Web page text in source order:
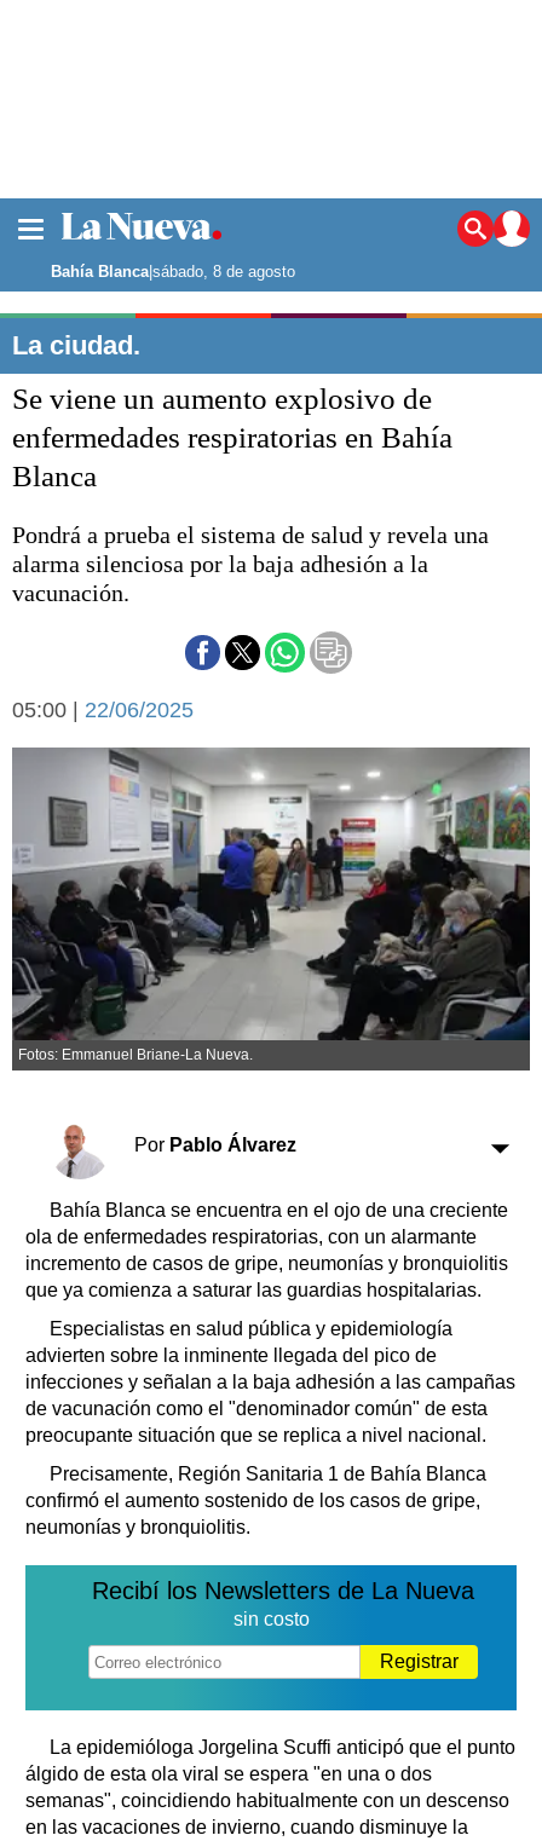
Noticias
La ciudad
Punta Alta
El mundo
Seguridad
Liga del Sur
Básquetbol
Aplausos
Economía y campo
Con el campo
Espacio empresas
Sociedad y tiempo
libre
Sociedad
Tecnología
Turismo
Salud
Es viral
El tiempo
Cartón Lleno
Fúnebres
Horóscopo
Suplementos
Servicios
Farmacias
Transportes
Loterías
Datos Útiles
Fúnebres
Edictos
Teléfonos de urgencia
Bahía Blanca|sábado, 8 de agosto
La ciudad.
Se viene un aumento explosivo de
enfermedades respiratorias en Bahía
Blanca
Pondrá a prueba el sistema de salud y revela una
alarma silenciosa por la baja adhesión a la
vacunación.
05:00 | 22/06/2025
Fotos: Emmanuel Briane-La Nueva.
Por Pablo Álvarez
Bahía Blanca se encuentra en el ojo de una creciente
ola de enfermedades respiratorias, con un alarmante
incremento de casos de gripe, neumonías y bronquiolitis
que ya comienza a saturar las guardias hospitalarias.
Especialistas en salud pública y epidemiología
advierten sobre la inminente llegada del pico de
infecciones y señalan a la baja adhesión a las campañas
de vacunación como el "denominador común" de esta
preocupante situación que se replica a nivel nacional.
Precisamente, Región Sanitaria 1 de Bahía Blanca
confirmó el aumento sostenido de los casos de gripe,
neumonías y bronquiolitis.
Recibí los Newsletters de La Nueva
sin costo
Registrar
La epidemióloga Jorgelina Scuffi anticipó que el punto
álgido de esta ola viral se espera "en una o dos
semanas", coincidiendo habitualmente con un descenso
en las vacaciones de invierno, cuando disminuye la